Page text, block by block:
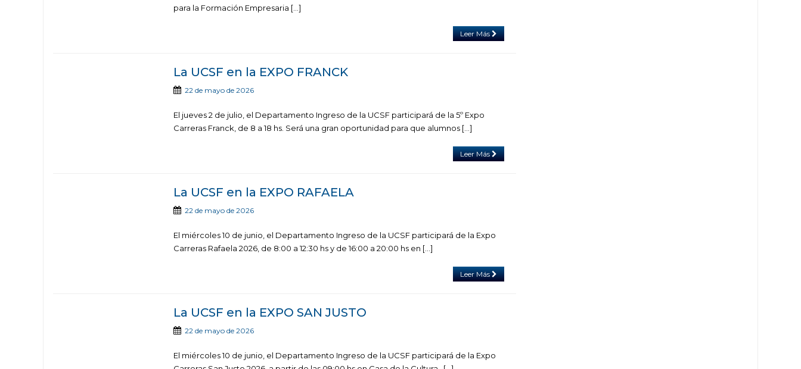
para la Formación Empresaria […]
Leer Más
La UCSF en la EXPO FRANCK
22 de mayo de 2026
El jueves 2 de julio, el Departamento Ingreso de la UCSF participará de la 5º Expo
Carreras Franck, de 8 a 18 hs. Será una gran oportunidad para que alumnos […]
Leer Más
La UCSF en la EXPO RAFAELA
22 de mayo de 2026
El miércoles 10 de junio, el Departamento Ingreso de la UCSF participará de la Expo
Carreras Rafaela 2026, de 8:00 a 12:30 hs y de 16:00 a 20:00 hs en […]
Leer Más
La UCSF en la EXPO SAN JUSTO
22 de mayo de 2026
El miércoles 10 de junio, el Departamento Ingreso de la UCSF participará de la Expo